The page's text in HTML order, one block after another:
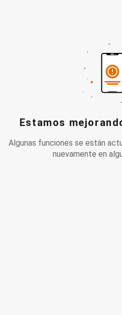
Estamos
Algunas funciones se están
nuevamente en